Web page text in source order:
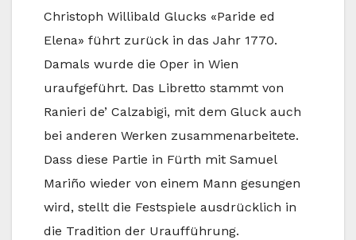
Christoph Willibald Glucks «Paride ed
Elena» führt zurück in das Jahr 1770.
Damals wurde die Oper in Wien
uraufgeführt. Das Libretto stammt von
Ranieri de’ Calzabigi, mit dem Gluck auch
bei anderen Werken zusammenarbeitete.
Dass diese Partie in Fürth mit Samuel
Mariño wieder von einem Mann gesungen
wird, stellt die Festspiele ausdrücklich in
die Tradition der Uraufführung.